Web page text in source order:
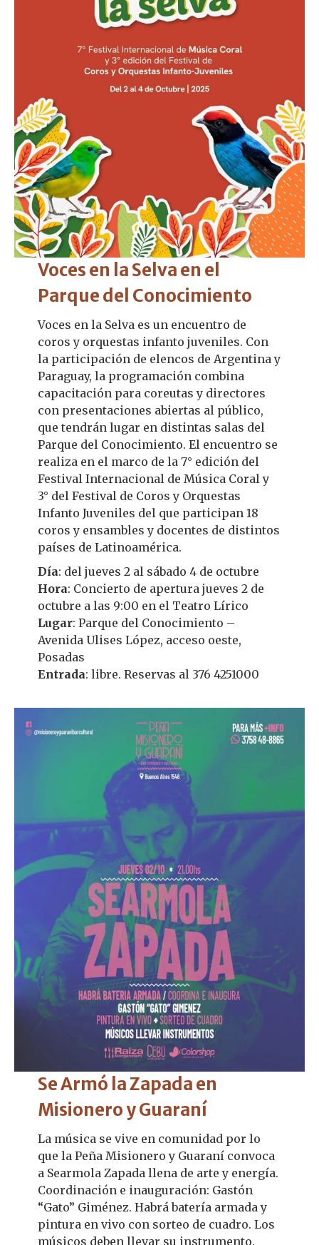
Voces en la Selva en el
Parque del Conocimiento
Voces en la Selva es un encuentro de
coros y orquestas infanto juveniles. Con
la participación de elencos de Argentina y
Paraguay, la programación combina
capacitación para coreutas y directores
con presentaciones abiertas al público,
que tendrán lugar en distintas salas del
Parque del Conocimiento. El encuentro se
realiza en el marco de la 7° edición del
Festival Internacional de Música Coral y
3° del Festival de Coros y Orquestas
Infanto Juveniles del que participan 18
coros y ensambles y docentes de distintos
países de Latinoamérica.
Día: del jueves 2 al sábado 4 de octubre
Hora: Concierto de apertura jueves 2 de
octubre a las 9:00 en el Teatro Lírico
Lugar: Parque del Conocimiento –
Avenida Ulises López, acceso oeste,
Posadas
Entrada: libre. Reservas al 376 4251000
Se Armó la Zapada en
Misionero y Guaraní
La música se vive en comunidad por lo
que la Peña Misionero y Guaraní convoca
a Searmola Zapada llena de arte y energía.
Coordinación e inauguración: Gastón
“Gato” Giménez. Habrá batería armada y
pintura en vivo con sorteo de cuadro. Los
músicos deben llevar su instrumento.